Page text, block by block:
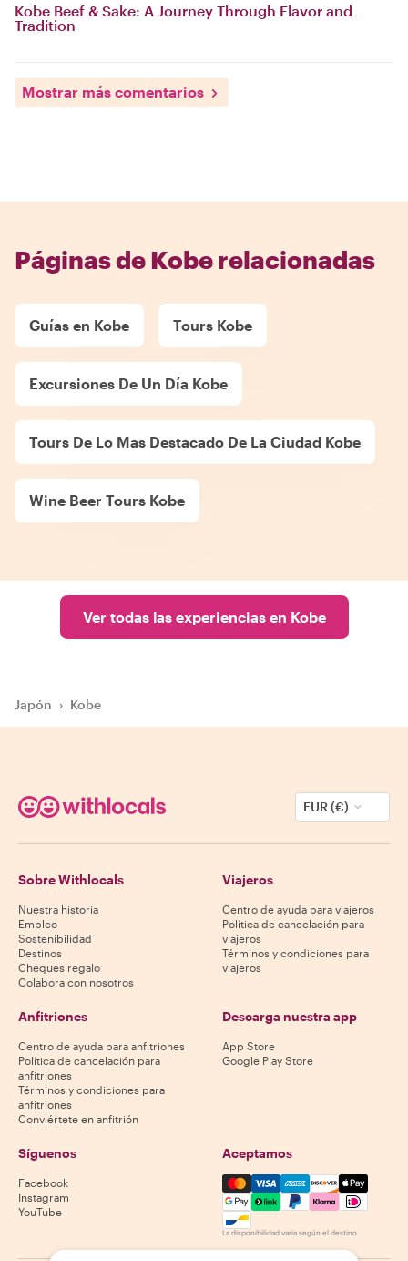
Kobe Beef & Sake: A Journey Through Flavor and
Tradition
Mostrar más comentarios
Páginas de Kobe relacionadas
Guías en Kobe Tours Kobe
Excursiones De Un Día Kobe
Tours De Lo Mas Destacado De La Ciudad Kobe
Wine Beer Tours Kobe
Ver todas las experiencias en Kobe
Japón › Kobe
EUR (€)
Sobre Withlocals
Nuestra historia
Empleo
Sostenibilidad
Destinos
Cheques regalo
Colabora con nosotros
Viajeros
Centro de ayuda para viajeros
Política de cancelación para
viajeros
Términos y condiciones para
viajeros
Anfitriones
Centro de ayuda para anfitriones
Política de cancelación para
anfitriones
Términos y condiciones para
anfitriones
Conviértete en anfitrión
Descarga nuestra app
App Store
Google Play Store
Síguenos
Facebook
Instagram
YouTube
Aceptamos
Mastercard, Visa, Amex,
La disponibilidad varía según el destino